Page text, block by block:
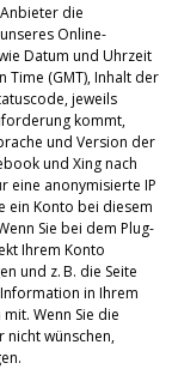
die
Online-
Datum und Uhrzeit
Time (GMT), Inhalt der
jeweils
kommt,
und Version der
und Xing nach
eine anonymisierte IP
ein Konto bei diesem
Sie bei dem Plug-
Ihrem Konto
und z. B. die Seite
in Ihrem
Wenn Sie die
nicht wünschen,